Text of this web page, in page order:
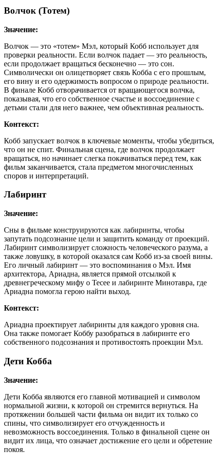
Волчок (Тотем)
Значение:
Волчок — это «тотем» Мэл, который Кобб использует для
проверки реальности. Если волчок падает — это реальность,
если продолжает вращаться бесконечно — это сон.
Символически он олицетворяет связь Кобба с его прошлым,
его вину и его одержимость вопросом о природе реальности.
В финале Кобб отворачивается от вращающегося волчка,
показывая, что его собственное счастье и воссоединение с
детьми стали для него важнее, чем объективная реальность.
Контекст:
Кобб запускает волчок в ключевые моменты, чтобы убедиться,
что он не спит. Финальная сцена, где волчок продолжает
вращаться, но начинает слегка покачиваться перед тем, как
фильм заканчивается, стала предметом многочисленных
споров и интерпретаций.
Лабиринт
Значение:
Сны в фильме конструируются как лабиринты, чтобы
запутать подсознание цели и защитить команду от проекций.
Лабиринт символизирует сложность человеческого разума, а
также ловушку, в которой оказался сам Кобб из-за своей вины.
Его личный лабиринт — это воспоминания о Мэл. Имя
архитектора, Ариадна, является прямой отсылкой к
древнегреческому мифу о Тесее и лабиринте Минотавра, где
Ариадна помогла герою найти выход.
Контекст:
Ариадна проектирует лабиринты для каждого уровня сна.
Она также помогает Коббу разобраться в лабиринте его
собственного подсознания и противостоять проекции Мэл.
Дети Кобба
Значение:
Дети Кобба являются его главной мотивацией и символом
нормальной жизни, к которой он стремится вернуться. На
протяжении большей части фильма он видит их только со
спины, что символизирует его отчужденность и
невозможность воссоединения. Только в финальной сцене он
видит их лица, что означает достижение его цели и обретение
покоя.